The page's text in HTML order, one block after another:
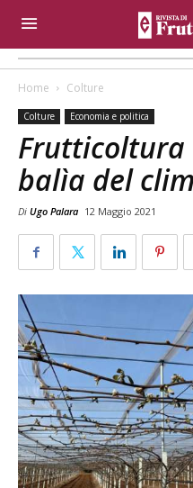
Home Colture
Colture Economia e politica
balìa del
Di Ugo Palara 12 Maggio 2021